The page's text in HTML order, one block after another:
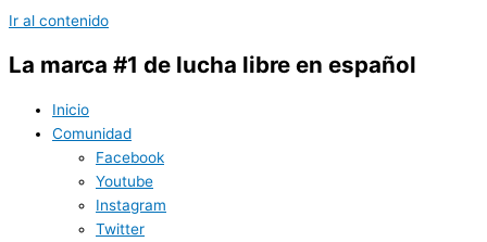
Ir al contenido
La marca #1 de lucha libre en español
Inicio
Comunidad
Facebook
Youtube
Instagram
Twitter